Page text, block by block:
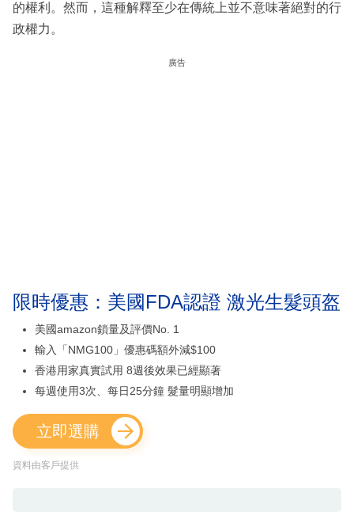
的權利。然而，這種解釋至少在傳統上並不意味著絕對的行
政權力。
廣告
限時優惠：美國FDA認證 激光生髮頭盔
美國amazon鎖量及評價No. 1
輸入「NMG100」優惠碼額外減$100
香港用家真實試用 8週後效果已經顯著
每週使用3次、每日25分鐘 髮量明顯增加
立即選購
資料由客戶提供